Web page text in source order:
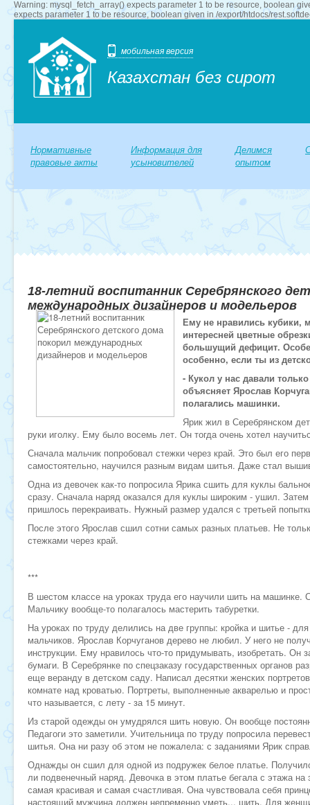
Warning: mysql_fetch_array() expects parameter 1 to be resource, boolean
expects parameter 1 to be resource, boolean given in /export/htdocs/
Казахстан без сирот
мобильная версия
Нормативные
правовые акты
Информация для
усыновителей
Делимся
опытом
18-летний воспитанник Серебрянского
международных дизайнеров и модельеров
Ему не нравились кубики,
интересней цветные
большущий дефицит.
особенно, если ты из
- Кукол у нас давали
объясняет Ярослав
полагались машинки.
Ярик жил в Серебрянском
руки иголку. Ему было восемь лет. Он тогда очень хотел
Сначала мальчик попробовал стежки через край. Это был его
самостоятельно, научился разным видам шитья. Даже стал
Одна из девочек как-то попросила Ярика сшить для куклы
сразу. Сначала наряд оказался для куклы широким - ушил.
пришлось перекраивать. Нужный размер удался с третьей
После этого Ярослав сшил сотни самых разных платьев. Не
стежками через край.
***
В шестом классе на уроках труда его научили шить на машинке.
Мальчику вообще-то полагалось мастерить табуретки.
На уроках по труду делились на две группы: кройка и шитье -
мальчиков. Ярослав Корчуганов дерево не любил. У него не
инструкции. Ему нравилось что-то придумывать, изобретать. Он
бумаги. В Серебрянке по спецзаказу государственных органов
еще веранду в детском саду. Написал десятки женских
комнате над кроватью. Портреты, выполненные акварелью и
что называется, с лету - за 15 минут.
Из старой одежды он умудрялся шить новую. Он вообще
Педагоги это заметили. Учительница по труду попросила
шитья. Она ни разу об этом не пожалела: с заданиями Ярик
Однажды он сшил для одной из подружек белое платье.
ли подвенечный наряд. Девочка в этом платье бегала с этажа на
самая красивая и самая счастливая. Она чувствовала себя
настоящий мужчина должен непременно уметь... шить. Для